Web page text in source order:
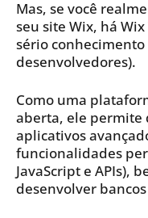
Mas, se você
seu site Wix, há
sério conhecimento
desenvolvedores).
Como uma
aberta, ele permite
aplicativos
funcionalidades
JavaScript e APIs),
desenvolver